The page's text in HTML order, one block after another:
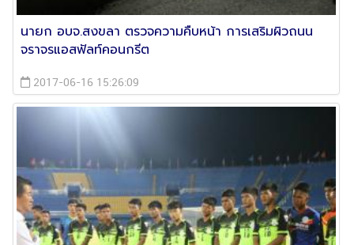
นายก อบจ.สงขลา ตรวจความคืบหน้า การเสริมผิวถนน
จราจรแอสฟัลท์คอนกรีต
2017-06-16 15:26:09